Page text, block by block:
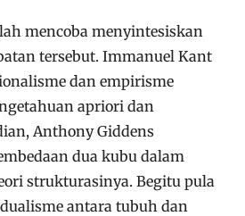
mencoba menyintesiskan
tersebut. Immanuel Kant
dan empirisme
apriori dan
Anthony Giddens
dua kubu dalam
strukturasinya. Begitu pula
antara tubuh dan